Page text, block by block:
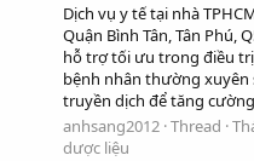
Dịch vụ y tế tại nhà
Quận Bình Tân, Tân Phú,
hỗ trợ tối ưu trong điều
bệnh nhân thường xuyên
truyền dịch để tăng
anhsang2012 Thread
dược liệu